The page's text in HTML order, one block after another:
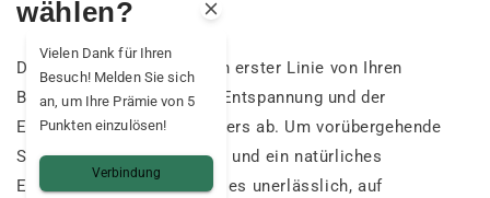
wählen?
Die Wahl Ihres Öls hängt in erster Linie von Ihren
Bedürfnissen hinsichtlich Entspannung und der
Empfindlichkeit Ihres Körpers ab. Um vorübergehende
Schlafstörungen zu lindern und ein natürliches
Einschlafen zu fördern, ist es unerlässlich, auf
Vielen Dank für Ihren
Besuch! Melden Sie sich
an, um Ihre Prämie von 5
Punkten einzulösen!
Verbindung